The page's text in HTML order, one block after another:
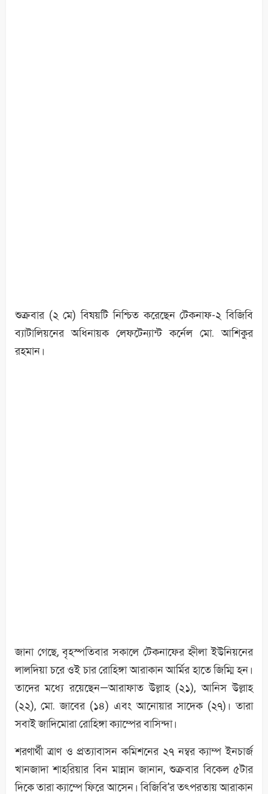
শুক্রবার (২ মে) বিষয়টি নিশ্চিত করেছেন টেকনাফ-২ বিজিবি
ব্যাটালিয়নের অধিনায়ক লেফটেন্যান্ট কর্নেল মো. আশিকুর
রহমান।
জানা গেছে, বৃহস্পতিবার সকালে টেকনাফের হ্নীলা ইউনিয়নের
লালদিয়া চরে ওই চার রোহিঙ্গা আরাকান আর্মির হাতে জিম্মি হন।
তাদের মধ্যে রয়েছেন—আরাফাত উল্লাহ (২১), আনিস উল্লাহ
(২২), মো. জাবের (১৪) এবং আনোয়ার সাদেক (২৭)। তারা
সবাই জাদিমোরা রোহিঙ্গা ক্যাম্পের বাসিন্দা।
শরণার্থী ত্রাণ ও প্রত্যাবাসন কমিশনের ২৭ নম্বর ক্যাম্প ইনচার্জ
খানজাদা শাহরিয়ার বিন মান্নান জানান, শুক্রবার বিকেল ৫টার
দিকে তারা ক্যাম্পে ফিরে আসেন। বিজিবি’র তৎপরতায় আরাকান